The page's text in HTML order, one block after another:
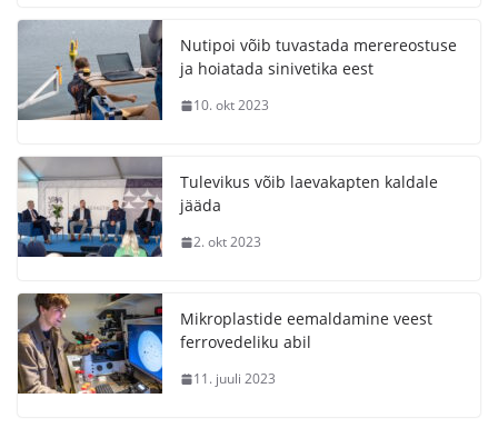
Nutipoi võib tuvastada merereostuse
ja hoiatada sinivetika eest
10. okt 2023
Tulevikus võib laevakapten kaldale
jääda
2. okt 2023
Mikroplastide eemaldamine veest
ferrovedeliku abil
11. juuli 2023